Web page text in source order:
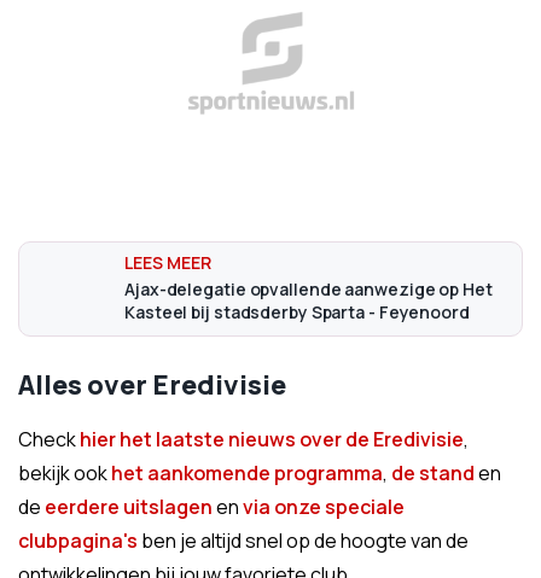
Ajax-delegatie opvallende aanwezige op Het
Kasteel bij stadsderby Sparta - Feyenoord
Alles over Eredivisie
Checkhier het laatste nieuws over de Eredivisie,
bekijk ookhet aankomende programma, de standen
de eerdere uitslagenenvia onze speciale
clubpagina's ben je altijd snel op de hoogte van de